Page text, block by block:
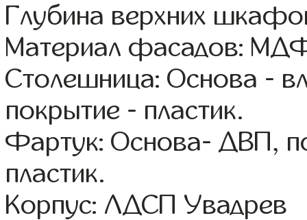
Глубина верхних
Материал фасадов:
Столешница: Основа -
покрытие - пластик.
Фартук: Основа- ДВП,
пластик.
Корпус: ЛДСП Увадрев